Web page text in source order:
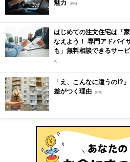
魅力
[PR]
はじめての注文住宅は「
なえよう！ 専門アドバイ
も」無料相談できるサー
R]
「え、こんなに違うの!?
差がつく理由 [PR]